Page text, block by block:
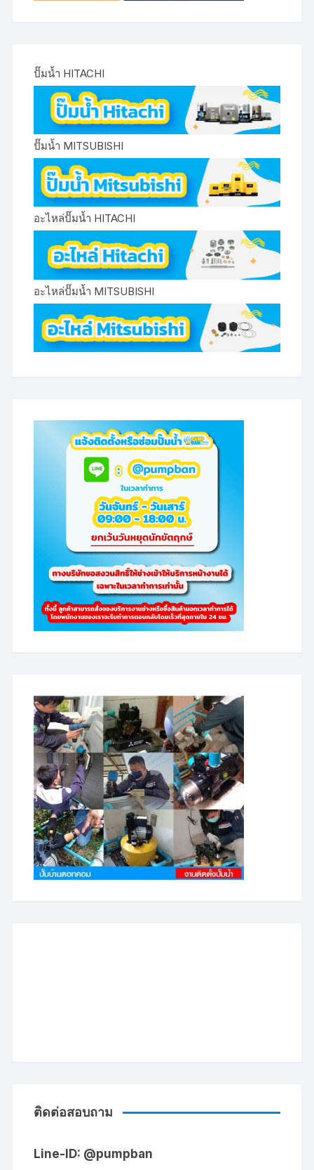
ปั๊มน้ำ HITACHI
ปั๊มน้ำ MITSUBISHI
อะไหล่ปั๊มน้ำ HITACHI
อะไหล่ปั๊มน้ำ MITSUBISHI
ติดต่อสอบถาม
Line-ID: @pumpban